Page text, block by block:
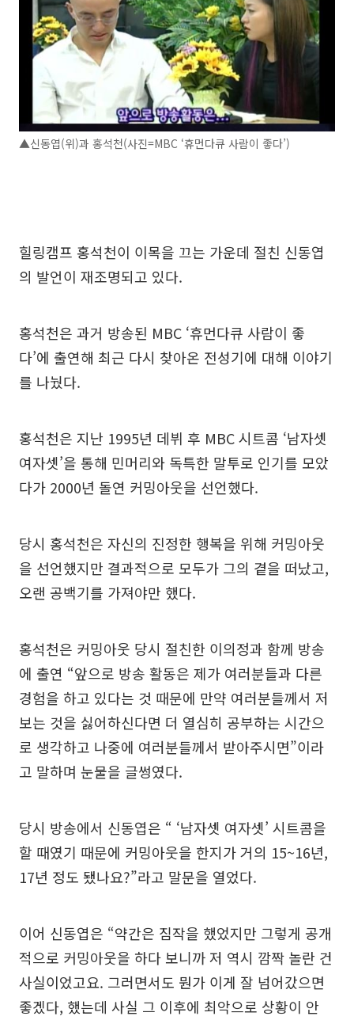
▲신동엽(위)과 홍석천(사진=MBC ‘휴먼다큐 사람이 좋다’)
힐링캠프 홍석천이 이목을 끄는 가운데 절친 신동엽
의 발언이 재조명되고 있다.
홍석천은 과거 방송된 MBC ‘휴먼다큐 사람이 좋
다’에 출연해 최근 다시 찾아온 전성기에 대해 이야기
를 나눴다.
홍석천은 지난 1995년 데뷔 후 MBC 시트콤 ‘남자셋
여자셋’을 통해 민머리와 독특한 말투로 인기를 모았
다가 2000년 돌연 커밍아웃을 선언했다.
당시 홍석천은 자신의 진정한 행복을 위해 커밍아웃
을 선언했지만 결과적으로 모두가 그의 곁을 떠났고,
오랜 공백기를 가져야만 했다.
홍석천은 커밍아웃 당시 절친한 이의정과 함께 방송
에 출연 “앞으로 방송 활동은 제가 여러분들과 다른
경험을 하고 있다는 것 때문에 만약 여러분들께서 저
보는 것을 싫어하신다면 더 열심히 공부하는 시간으
로 생각하고 나중에 여러분들께서 받아주시면”이라
고 말하며 눈물을 글썽였다.
당시 방송에서 신동엽은 “ ‘남자셋 여자셋’ 시트콤을
할 때였기 때문에 커밍아웃을 한지가 거의 15~16년,
17년 정도 됐나요?”라고 말문을 열었다.
이어 신동엽은 “약간은 짐작을 했었지만 그렇게 공개
적으로 커밍아웃을 하다 보니까 저 역시 깜짝 놀란 건
사실이었고요. 그러면서도 뭔가 이게 잘 넘어갔으면
좋겠다, 했는데 사실 그 이후에 최악으로 상황이 안